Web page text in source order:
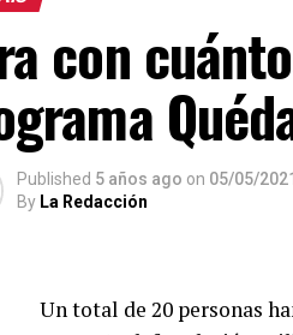
con
Published 5 años ago on 05/05/2021
By La Redacción
Un total de 20 personas